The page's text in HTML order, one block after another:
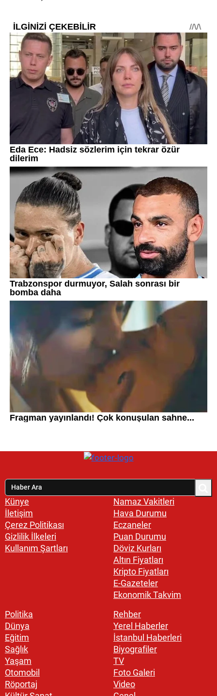
Künye
İletişim
Çerez Politikası
Gizlilik İlkeleri
Kullanım Şartları
Namaz Vakitleri
Hava Durumu
Eczaneler
Puan Durumu
Döviz Kurları
Altın Fiyatları
Kripto Fiyatları
E-Gazeteler
Ekonomik Takvim
Politika
Dünya
Eğitim
Sağlık
Yaşam
Otomobil
Röportaj
Rehber
Yerel Haberler
İstanbul Haberleri
Biyografiler
TV
Foto Galeri
Video